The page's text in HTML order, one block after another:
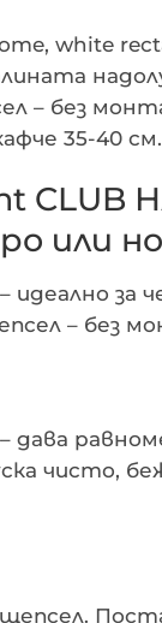
white
– без
35-40 см.
или
за
– без
чисто,